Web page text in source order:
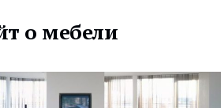
о мебели